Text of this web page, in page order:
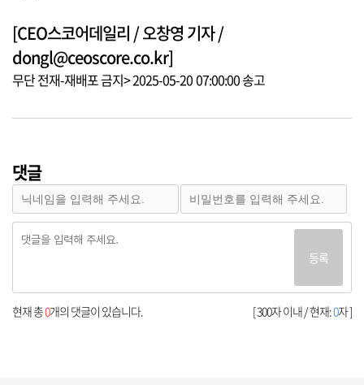
[CEO스코어데일리 / 오창영 기자 /
dongl@ceoscore.co.kr]
무단 전재-재배포 금지> 2025-05-20 07:00:00 송고
댓글
등록
[ 300자 이내 / 현재:0자 ]
현재 총0개의 댓글이 있습니다.